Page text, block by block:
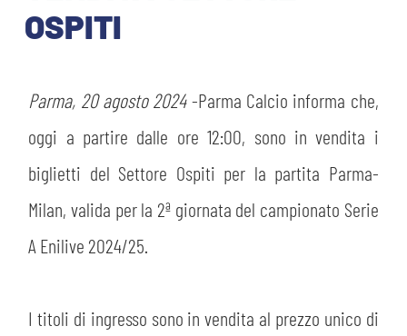
TARDINI CARD
TRASFERTE
TICKET GIFT CARD
MUSEUM CLUB EXPERIENCE
ORGANIGRAMMA
STORIA
MUTTI TRAINING CENTER
MUSEO
STADIO TARDINI
PLAY GREEN
CSR
OSPITI
Parma, 20 agosto 2024-Parma Calcio informa che,
oggi a partire dalle ore 12:00, sono in vendita i
biglietti del Settore Ospiti per la partita Parma-
Milan, valida per la 2ª giornata del campionato Serie
A Enilive 2024/25.
I titoli di ingresso sono in vendita al prezzo unico di